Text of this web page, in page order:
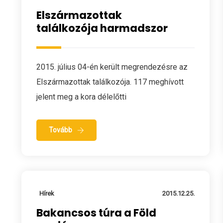
Elszármazottak
találkozója harmadszor
2015. július 04-én került megrendezésre az
Elszármazottak találkozója. 117 meghívott
jelent meg a kora délelőtti
Tovább
Hírek 2015.12.25.
Bakancsos túra a Föld